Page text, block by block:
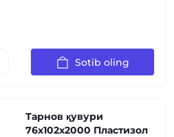
Sotib oling
Тарнов қувури
76х102х2000 Пластизол